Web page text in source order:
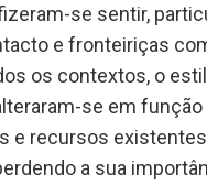
se sentir,
e fronteiriças
os contextos, o
se em função
e recursos
a sua